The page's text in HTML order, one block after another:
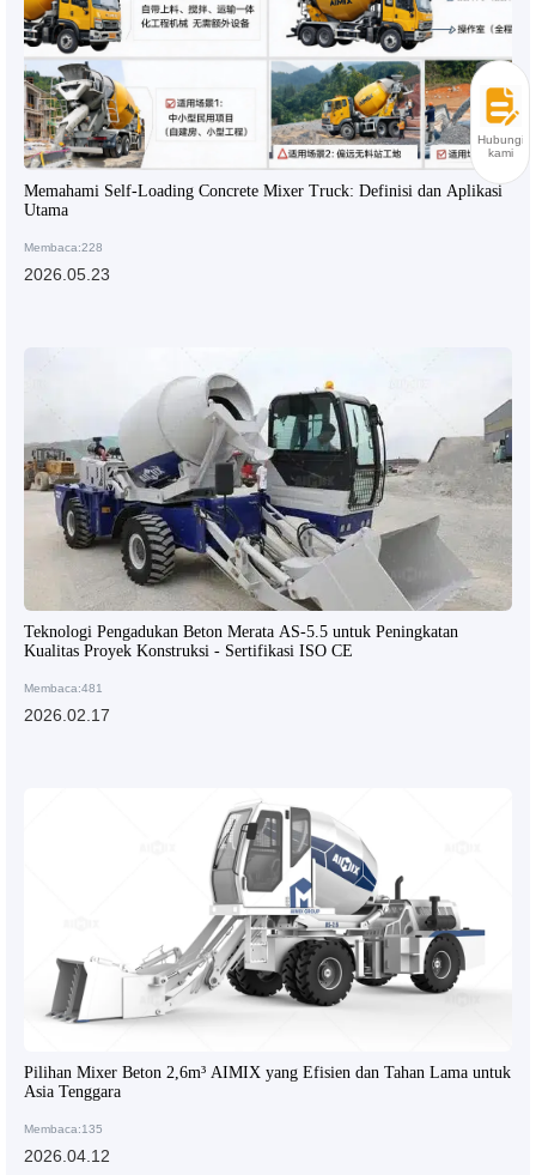
Memahami Self-Loading Concrete Mixer Truck: Definisi dan Aplikasi
Utama
Membaca:228
2026.05.23
Teknologi Pengadukan Beton Merata AS-5.5 untuk Peningkatan
Kualitas Proyek Konstruksi - Sertifikasi ISO CE
Membaca:481
2026.02.17
Pilihan Mixer Beton 2,6m³ AIMIX yang Efisien dan Tahan Lama untuk
Asia Tenggara
Membaca:135
2026.04.12
Hubungi
kami